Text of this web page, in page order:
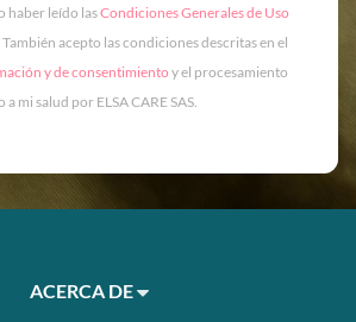
haber leído lasCondiciones Generales de Uso
También acepto las condiciones descritas en el
y de consentimiento y el procesamiento
mi salud por ELSA CARE SAS.
ACERCA DE